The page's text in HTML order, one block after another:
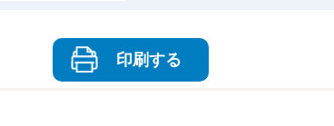
印刷する